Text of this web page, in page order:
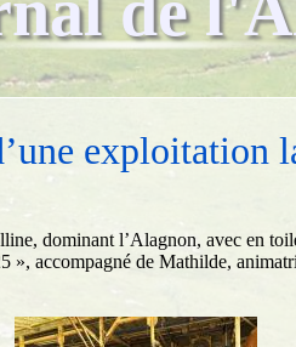
exploitation
dominant l’Alagnon, avec en
», accompagné de Mathilde,